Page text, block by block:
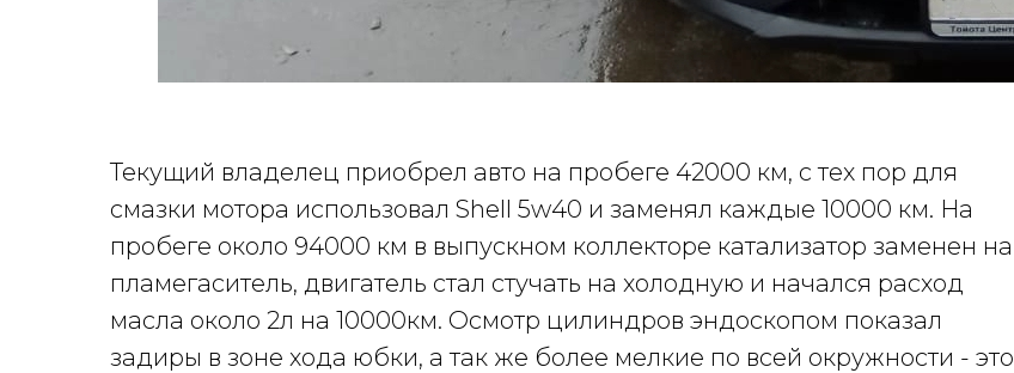
Текущий владелец приобрел авто на пробеге 42000 км, с тех пор для
смазки мотора использовал Shell 5w40 и заменял каждые 10000 км. На
пробеге около 94000 км в выпускном коллекторе катализатор заменен на
пламегаситель, двигатель стал стучать на холодную и начался расход
масла около 2л на 10000км. Осмотр цилиндров эндоскопом показал
задиры в зоне хода юбки, а так же более мелкие по всей окружности - это